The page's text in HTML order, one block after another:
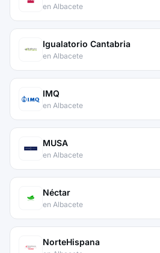
en Albacete
Igualatorio Cantabria
en Albacete
IMQ
en Albacete
MUSA
en Albacete
Néctar
en Albacete
NorteHispana